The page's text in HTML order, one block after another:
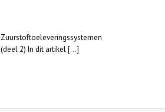
Zuurstoftoeleveringssystemen
(deel 2) In dit artikel[…]